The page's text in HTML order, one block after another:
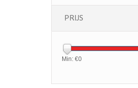
PRIJS
Min: €0